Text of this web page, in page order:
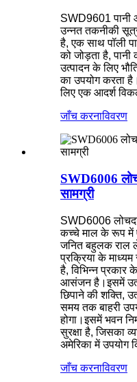
SWD9601 पानी
उन्नत तकनीकी
है, एक साथ पॉली
को जोड़ता है,
उत्पादन के लिए
का उपयोग करता
लिए एक आदर्श
जाँच करनाविवरण
SWD6006
सामग्री
SWD6006
कच्चे माल के रूप में
जनित बहुलक राल
प्रक्रिया के माध्यम
है, विभिन्न
आसंजन है।इसमें
छिपाने की शक्ति,
समय तक बाहरी
होगा।इसमें भवन
सुरक्षा है, जिसका
अमेरिका में उपयोग
जाँच करनाविवरण